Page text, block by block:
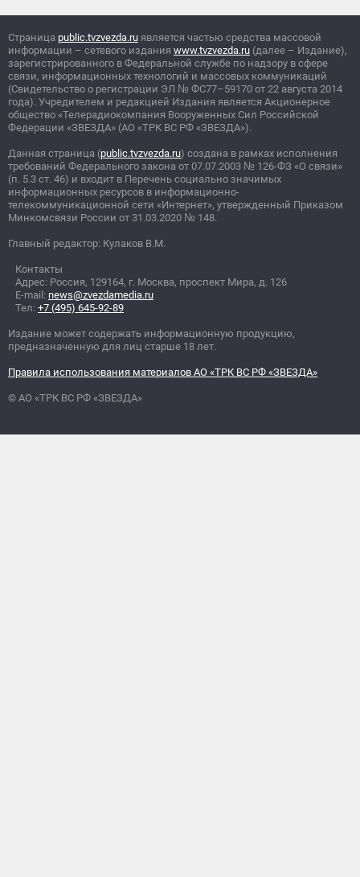
Страница public.tvzvezda.ru является частью средства массовой
информации – сетевого издания www.tvzvezda.ru (далее – Издание),
зарегистрированного в Федеральной службе по надзору в сфере
связи, информационных технологий и массовых коммуникаций
(Свидетельство о регистрации ЭЛ № ФС77–59170 от 22 августа 2014
года). Учредителем и редакцией Издания является Акционерное
общество «Телерадиокомпания Вооруженных Сил Российской
Федерации «ЗВЕЗДА» (АО «ТРК ВС РФ «ЗВЕЗДА»).
Данная страница (public.tvzvezda.ru) создана в рамках исполнения
требований Федерального закона от 07.07.2003 № 126-ФЗ «О связи»
(п. 5.3 ст. 46) и входит в Перечень социально значимых
информационных ресурсов в информационно-
телекоммуникационной сети «Интернет», утвержденный Приказом
Минкомсвязи России от 31.03.2020 № 148.
Главный редактор: Кулаков В.М.
Контакты
Адрес: Россия, 129164, г. Москва, проспект Мира, д. 126
E-mail: news@zvezdamedia.ru
Тел: +7 (495) 645-92-89
Издание может содержать информационную продукцию,
предназначенную для лиц старше 18 лет.
Правила использования материалов АО «ТРК ВС РФ «ЗВЕЗДА»
© АО «ТРК ВС РФ «ЗВЕЗДА»